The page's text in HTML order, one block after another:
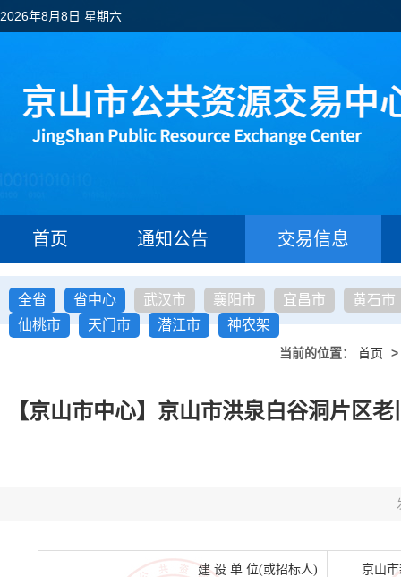
2026年8月8日 星期六
首页 通知公告 交易信息
全省 省中心 武汉市 襄阳市 宜昌市
黄石市
仙桃市
天门市 潜江市 神农架
当前的位置： 首页 >
【京山市中心】京山市洪泉白谷洞片区
建 设 单 位(或招标人) 京山